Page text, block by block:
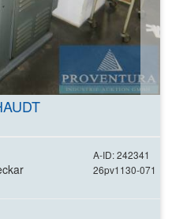
A-ID: 242341
26pv1130-071